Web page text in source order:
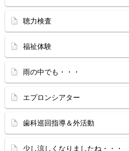
聴力検査
福祉体験
雨の中でも・・・
エプロンシアター
歯科巡回指導＆外活動
少し涼しくなりましたね・・・